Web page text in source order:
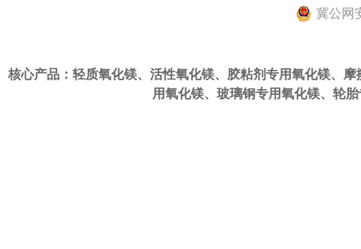
冀公网
核心产品：轻质氧化镁、活性氧化镁、 胶粘剂专用氧化镁、 摩
用氧化镁、 玻璃钢专用氧化镁、 轮